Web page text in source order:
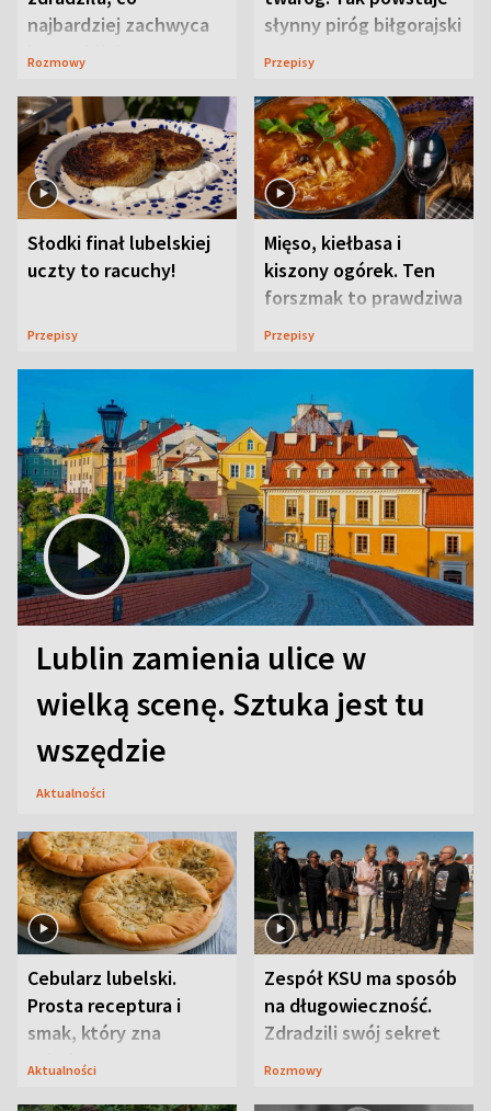
najbardziej zachwyca
ją w Lublinie
Rozmowy
słynny piróg biłgorajski
Przepisy
Słodki finał lubelskiej
uczty to racuchy!
Przepisy
Mięso, kiełbasa i
kiszony ogórek. Ten
forszmak to prawdziwa
uczta
Przepisy
Lublin zamienia ulice w
wielką scenę. Sztuka jest tu
wszędzie
Aktualności
Cebularz lubelski.
Prosta receptura i
smak, który zna
Lubelszczyzna
Aktualności
Zespół KSU ma sposób
na długowieczność.
Zdradzili swój sekret
Rozmowy